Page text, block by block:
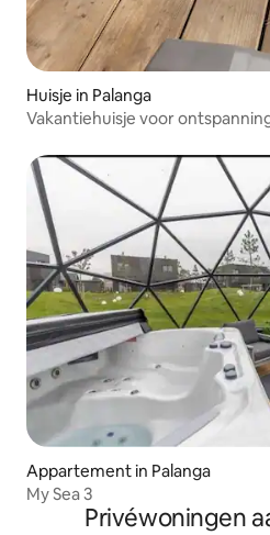
Huisje in Palanga
Vakantiehuisje voor
Appartement in Palanga
My Sea 3
Privéwoningen